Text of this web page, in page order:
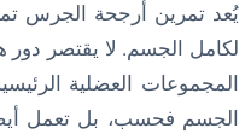
يُعد تمرين أرجحة الجرس
لكامل الجسم. لا يقتصر دور
المجموعات العضلية
الجسم فحسب، بل تعمل